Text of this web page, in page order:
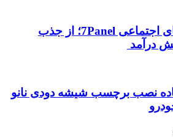
خدمات شبکه‌های اجتماعی 7Panel؛ از جذب
درآمد
نصب برچسب شیشه دودی نانو